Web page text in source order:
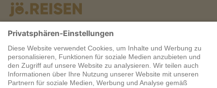
Warum jö?
Service